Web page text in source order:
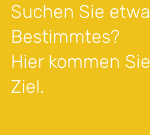
Suchen Sie
Bestimmtes?
Hier kommen
Ziel.